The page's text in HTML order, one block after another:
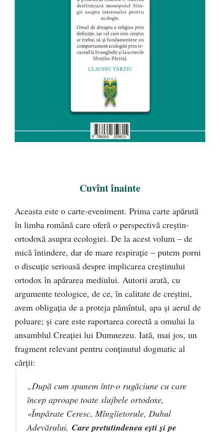
Cuvînt înainte
Aceasta este o carte-eveniment. Prima carte apărută
în limba română care oferă o perspectivă creştin-
ortodoxă asupra ecologiei. De la acest volum – de
mică întindere, dar de mare respiraţie – putem porni
o discuţie serioasă despre implicarea creştinului
ortodox în apărarea mediului. Autorii arată, cu
argumente teologice, de ce, în calitate de creştini,
avem obligaţia de a proteja pămîntul, apa şi aerul de
poluare; şi care este raportarea corectă a omului la
ansamblul Creaţiei lui Dumnezeu. Iată, mai jos, un
fragment relevant pentru conţinutul dogmatic al
cărţii:
„După cum spunem într-o rugăciune cu care
încep aproape toate slujbele ortodoxe,
«Împărate Ceresc, Mîngîietorule, Duhul
Adevărului, Care pretutindenea eşti şi pe